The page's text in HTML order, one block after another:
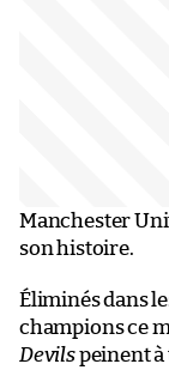
Manchester
son histoire.
Éliminés dans
champions ce
Devilspeinent à